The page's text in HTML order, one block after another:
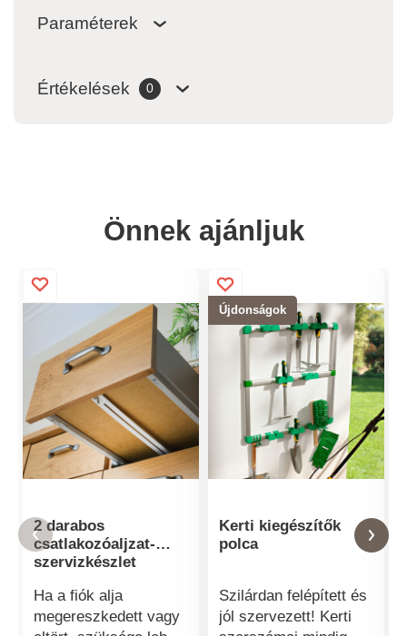
Paraméterek
Értékelések 0
Önnek ajánljuk
2 darabos
csatlakozóaljzat-
szervizkészlet
Ha a fiók alja
megereszkedett vagy
Újdonságok
Kerti kiegészítők
polca
Szilárdan felépített és
jól szervezett! Kerti